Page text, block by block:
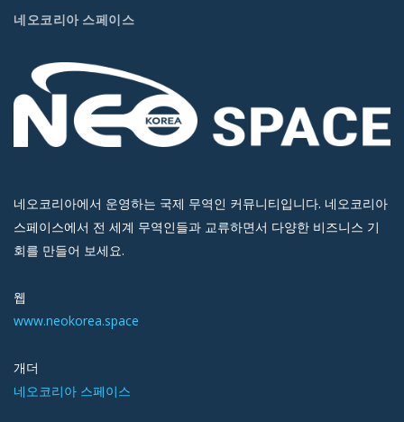
네오코리아 스페이스
네오코리아에서 운영하는 국제 무역인 커뮤니티입니다. 네오코리아
스페이스에서 전 세계 무역인들과 교류하면서 다양한 비즈니스 기
회를 만들어 보세요.
웹
www.neokorea.space
개더
네오코리아 스페이스